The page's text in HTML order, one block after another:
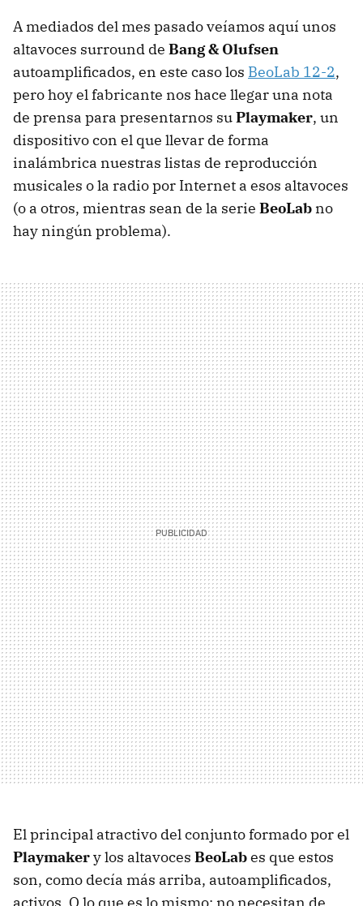
A mediados del mes pasado veíamos aquí unos
altavoces surround de Bang & Olufsen
autoamplificados, en este caso los BeoLab 12-2,
pero hoy el fabricante nos hace llegar una nota
de prensa para presentarnos suPlaymaker, un
dispositivo con el que llevar de forma
inalámbrica nuestras listas de reproducción
musicales o la radio por Internet a esos altavoces
(o a otros, mientras sean de la serie BeoLab no
hay ningún problema).
El principal atractivo del conjunto formado por el
Playmakery los altavoces BeoLabes que estos
son, como decía más arriba, autoamplificados,